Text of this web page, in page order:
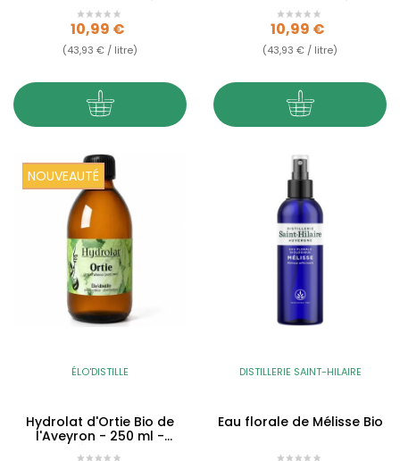
Prix
10,99 €
(43,93 € / litre)
Prix
10,99 €
(43,93 € / litre)
NOUVEAUTÉ
ÉLO'DISTILLE
Hydrolat d'Ortie Bio de
l'Aveyron - 250 ml -
Qualité alimentaire
DISTILLERIE SAINT-HILAIRE
Eau florale de Mélisse Bio